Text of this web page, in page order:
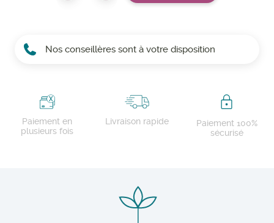
Nos conseillères sont à votre disposition
Paiement en
plusieurs fois
Livraison rapide
Paiement 100%
sécurisé